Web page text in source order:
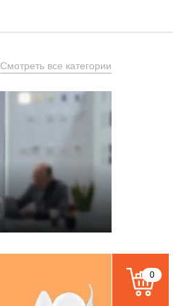
Смотреть все категории
0